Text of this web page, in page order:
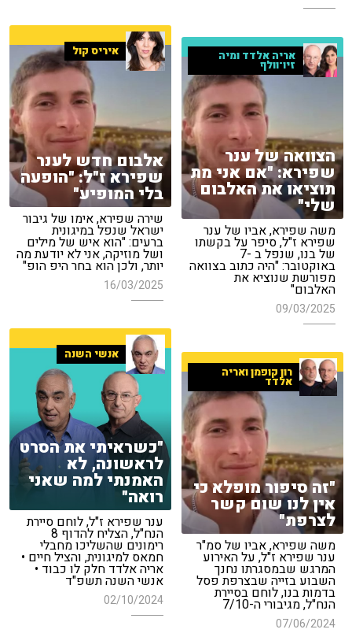
איריס קול
אלבום חדש לענר
שפירא ז"ל: "הופעה
בלי המופיע"
שירה שפירא, אימו של גיבור
ישראל שנפל במיגונית
ברעים: "הוא איש של מילים
ושל מוזיקה, אני לא יודעת מה
יותר, ולכן הוא בחר היפ הופ"
16/03/2025
אריה אלדד ומיה
זיו־וולף
הצוואה של ענר
שפירא: "אם אני מת
תוציאו את האלבום
שלי"
משה שפירא, אביו של ענר
שפירא ז"ל, סיפר על בקשתו
של בנו, שנפל ב -7
באוקטובר: "היה כתוב בצוואה
מפורשת שנוציא את
האלבום"
09/03/2025
אנשי השנה
"כשראיתי את הסרט
לראשונה, לא
האמנתי למה שאני
רואה"
ענר שפירא ז"ל, לוחם סיירת
הנח"ל, הצליח להדוף 8
רימונים שהשליכו מחבלי
חמאס למיגונית, והציל חיים •
אריה אלדד חלק לו כבוד •
אנשי השנה תשפ"ד
02/10/2024
רון קופמן ואריה
אלדד
"זה סיפור מופלא כי
אין לנו שום קשר
לצרפת"
משה שפירא, אביו של סמ"ר
ענר שפירא ז"ל, על האירוע
המרגש שבמסגרתו נחנך
השבוע בזייה שבצרפת פסל
בדמות בנו, לוחם בסיירת
הנח"ל, מגיבורי ה-7/10
07/06/2024